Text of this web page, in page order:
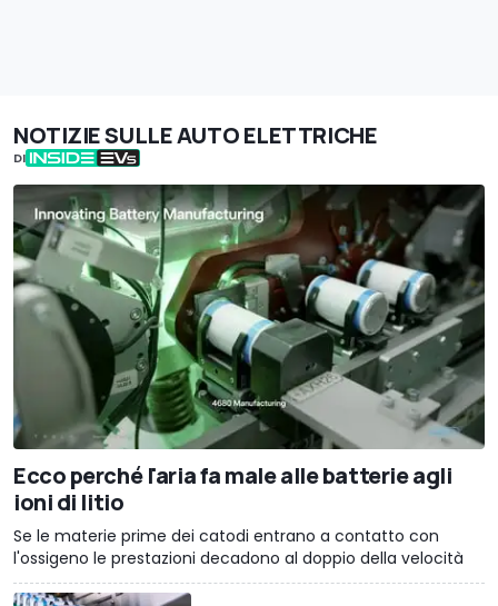
NOTIZIE SULLE AUTO ELETTRICHE
DI
Ecco perché l'aria fa male alle batterie agli
ioni di litio
Se le materie prime dei catodi entrano a contatto con
l'ossigeno le prestazioni decadono al doppio della velocità